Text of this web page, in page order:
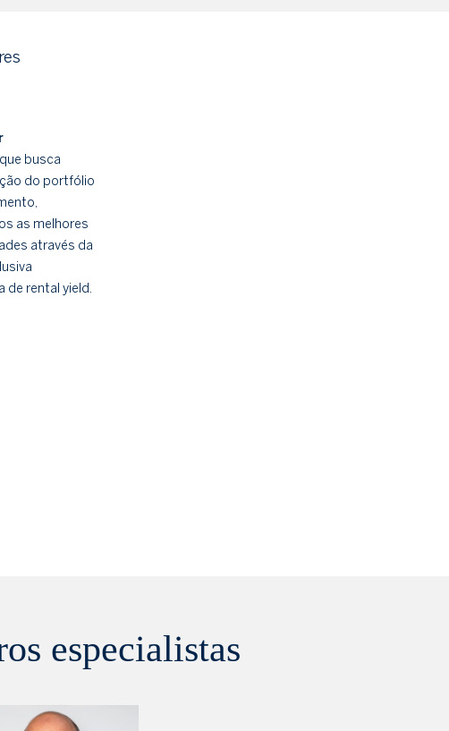
busca
do portfólio
as melhores
através da
de rental yield.
especialistas